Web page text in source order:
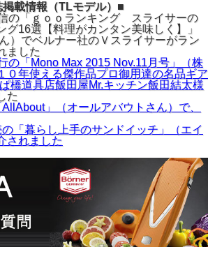
載情報（TLモデル）■
の「ｇｏｏランキング スライサーの
グ16選【料理がカンタン美味しく】」
）でベルナー社のＶスライサーがラン
ました
の「Mono Max 2015 Nov.11月号」（株
０年使える傑作品プロ御用達の名品ギア
橋道具店飯田屋Mr.キッチン飯田結太様
た
」（オールアバウトさん）で、
「暮らし上手のサンドイッチ」（エイ
されました